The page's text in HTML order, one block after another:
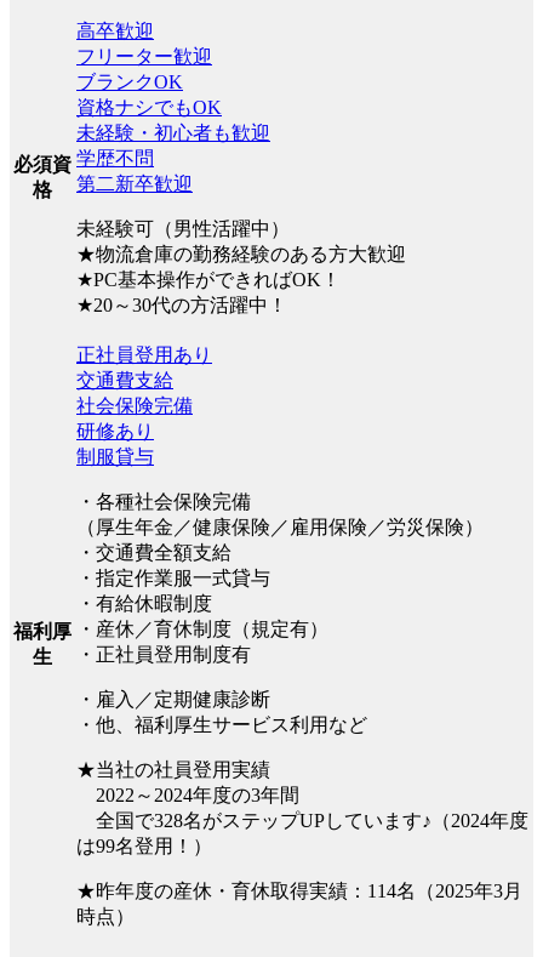
必須資
格
高卒歓迎
フリーター歓迎
ブランクOK
資格ナシでもOK
未経験・初心者も歓迎
学歴不問
第二新卒歓迎
未経験可（男性活躍中）
★物流倉庫の勤務経験のある方大歓迎
★PC基本操作ができればOK！
★20～30代の方活躍中！
福利厚
生
正社員登用あり
交通費支給
社会保険完備
研修あり
制服貸与
・各種社会保険完備
（厚生年金／健康保険／雇用保険／労災保険）
・交通費全額支給
・指定作業服一式貸与
・有給休暇制度
・産休／育休制度（規定有）
・正社員登用制度有
・雇入／定期健康診断
・他、福利厚生サービス利用など
★当社の社員登用実績
2022～2024年度の3年間
全国で328名がステップUPしています♪（2024年度
は99名登用！）
★昨年度の産休・育休取得実績：114名（2025年3月
時点）